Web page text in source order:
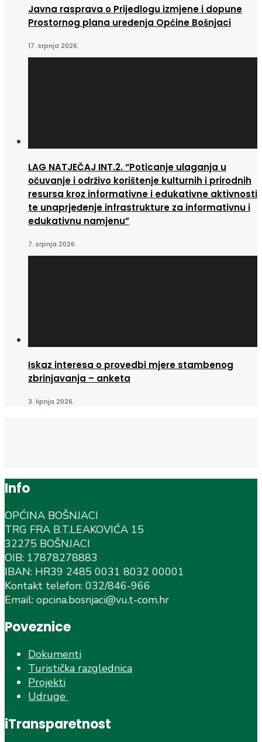
Javna rasprava o Prijedlogu izmjene i dopune
Prostornog plana uređenja Općine Bošnjaci
17. srpnja 2026.
LAG NATJEČAJ INT.2. “Poticanje ulaganja u
očuvanje i održivo korištenje kulturnih i prirodnih
resursa kroz informativne i edukativne aktivnosti
te unaprjeđenje infrastrukture za informativnu i
edukativnu namjenu”
7. srpnja 2026.
Iskaz interesa o provedbi mjere stambenog
zbrinjavanja – anketa
3. lipnja 2026.
Info
OPĆINA BOŠNJACI
TRG FRA B.T.LEAKOVIĆA 15
32275 BOŠNJACI
OIB: 17878278883
IBAN: HR39 2485 0031 8032 00001
Kontakt telefon: 032/846-966
Email: opcina.bosnjaci@vu.t-com.hr
Poveznice
Dokumenti
Turistička razglednica
Projekti
Udruge
iTransparetnost